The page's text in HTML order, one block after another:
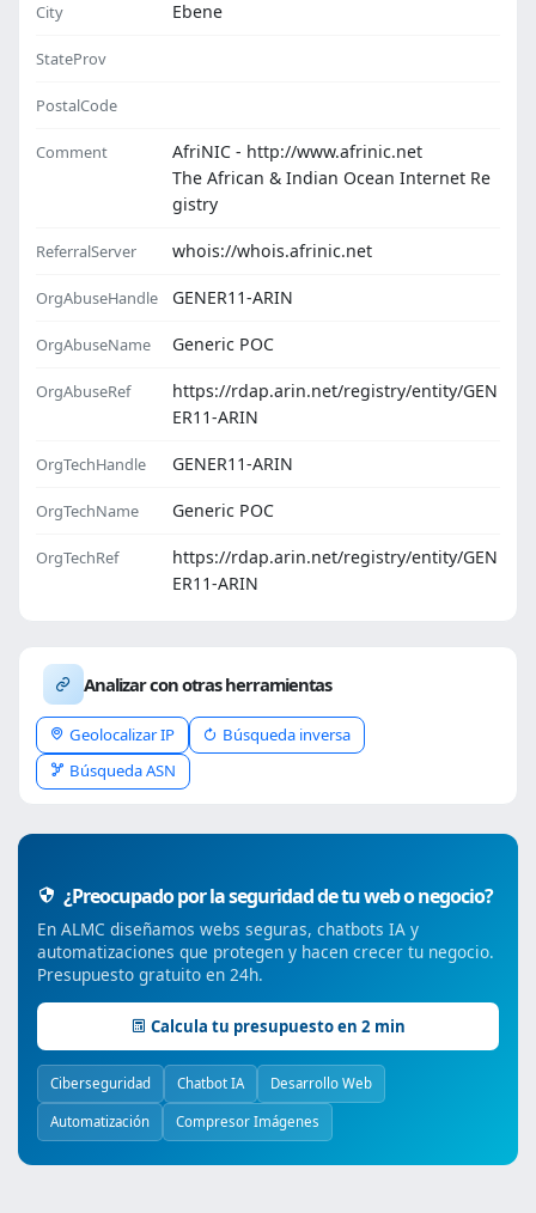
City Ebene
StateProv
PostalCode
Comment
AfriNIC - http://www.afrinic.net
The African & Indian Ocean Internet Re
gistry
ReferralServer whois://whois.afrinic.net
OrgAbuseHandle GENER11-ARIN
OrgAbuseName Generic POC
OrgAbuseRef
https://rdap.arin.net/registry/entity/GEN
ER11-ARIN
OrgTechHandle GENER11-ARIN
OrgTechName Generic POC
OrgTechRef
https://rdap.arin.net/registry/entity/GEN
ER11-ARIN
Analizar con otras herramientas
Geolocalizar IP
Búsqueda inversa
Búsqueda ASN
¿Preocupado por la seguridad de tu web o negocio?
En ALMC diseñamos webs seguras, chatbots IA y
automatizaciones que protegen y hacen crecer tu negocio.
Presupuesto gratuito en 24h.
Calcula tu presupuesto en 2 min
Ciberseguridad Chatbot IA Desarrollo Web
Automatización Compresor Imágenes